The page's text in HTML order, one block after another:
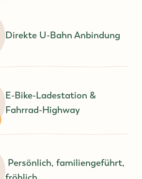
Direkte U-Bahn Anbindung
E-Bike-Ladestation &
Fahrrad-Highway
Persönlich, familiengeführt,